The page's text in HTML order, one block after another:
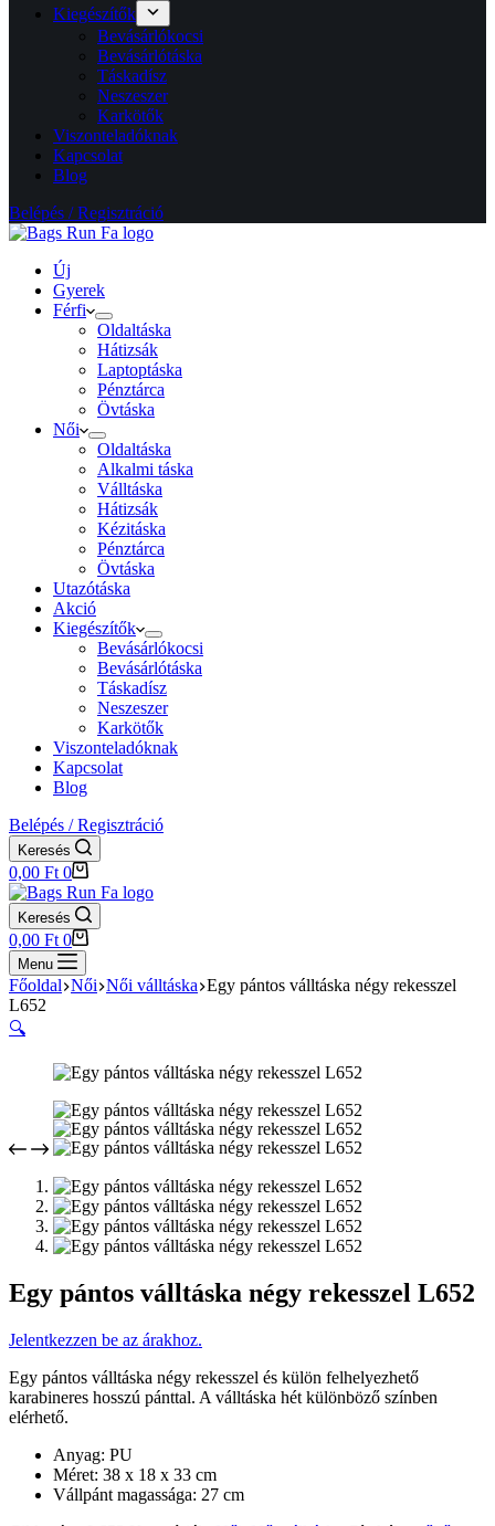
Kiegészítők
Bevásárlókocsi
Bevásárlótáska
Táskadísz
Neszeszer
Karkötők
Viszonteladóknak
Kapcsolat
Blog
Belépés / Regisztráció
Új
Gyerek
Férfi
Oldaltáska
Hátizsák
Laptoptáska
Pénztárca
Övtáska
Női
Oldaltáska
Alkalmi táska
Válltáska
Hátizsák
Kézitáska
Pénztárca
Övtáska
Utazótáska
Akció
Kiegészítők
Bevásárlókocsi
Bevásárlótáska
Táskadísz
Neszeszer
Karkötők
Viszonteladóknak
Kapcsolat
Blog
Belépés / Regisztráció
Keresés
Shopping
cart
0,00 Ft 0
Keresés
Shopping
cart
0,00 Ft 0
Menu
Főoldal Női Női válltáska Egy pántos válltáska négy rekesszel
L652
🔍
Egy pántos válltáska négy rekesszel L652
Jelentkezzen be az árakhoz.
Egy pántos válltáska négy rekesszel és külön felhelyezhető
karabineres hosszú pánttal. A válltáska hét különböző színben
elérhető.
Anyag: PU
Méret: 38 x 18 x 33 cm
Vállpánt magassága: 27 cm